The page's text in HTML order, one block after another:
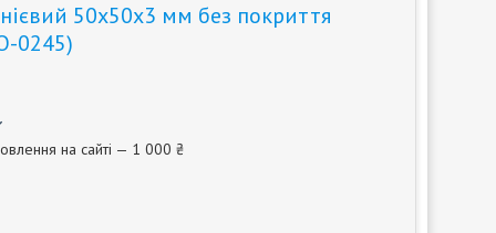
50х50х3 мм без покриття
0245)
на сайті — 1 000 ₴